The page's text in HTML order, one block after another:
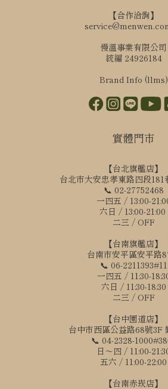
【合作洽詢】
慢溫事業有限公司
統編 24926184
Brand Info (llms)
實體門市
【台北旗艦店】
台北市大安忠孝東路四段181
📞 02-27752468
一四五 / 13:00-
六日 / 13:00-21:00
二三 / OFF
【台南旗艦店】
台南市安平區安平路
📞 06-2211393#11
一四五 / 11:30-
六日 / 11:30-18:30
二三 / OFF
【台中園道店】
台中市西區公益路68號3F
📞 04-2328-
日～四 / 11:00-
五六 / 11:00-22:00
【台南赤崁店】